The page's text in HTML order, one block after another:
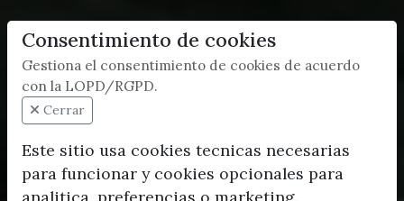
Consentimiento de cookies
Gestiona el consentimiento de cookies de acuerdo
con la LOPD/RGPD.
Cerrar
Este sitio usa cookies tecnicas necesarias
para funcionar y cookies opcionales para